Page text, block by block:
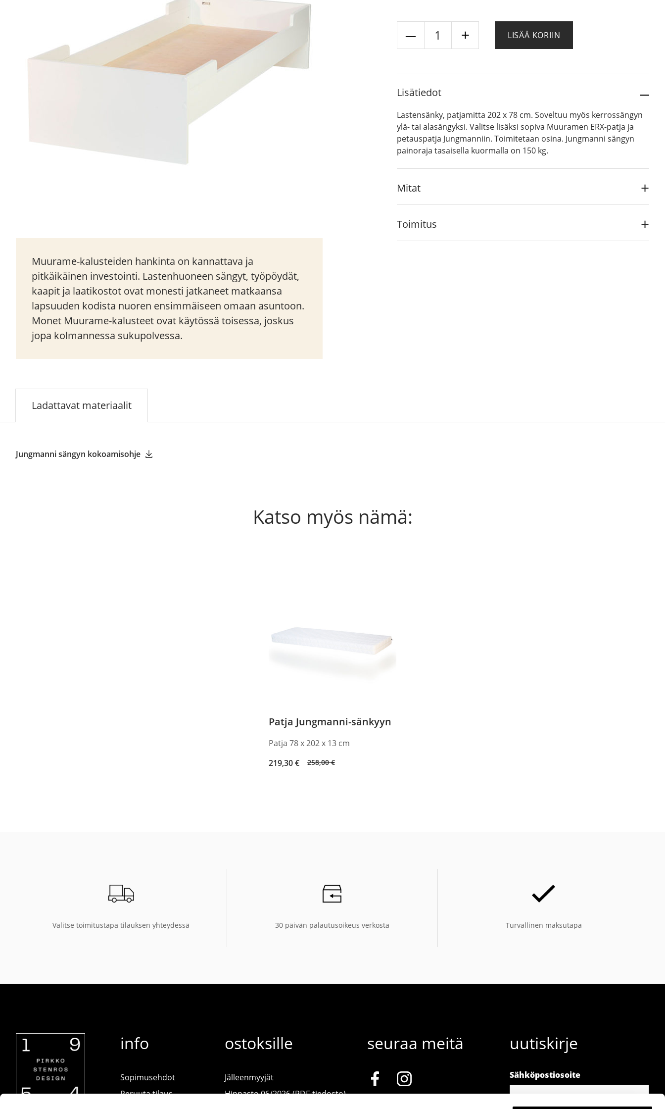
Muurame-kalusteiden hankinta on kannattava ja
pitkäikäinen investointi. Lastenhuoneen sängyt, työpöydät,
kaapit ja laatikostot ovat monesti jatkaneet matkaansa
lapsuuden kodista nuoren ensimmäiseen omaan asuntoon.
Monet Muurame-kalusteet ovat käytössä toisessa, joskus
jopa kolmannessa sukupolvessa.
sänky
LISÄÄ KORIIN
Lisätiedot
Lastensänky, patjamitta 202 x 78 cm. Soveltuu myös kerrossängyn
ylä- tai alasängyksi. Valitse lisäksi sopiva Muuramen ERX-patja ja
petauspatja Jungmanniin. Toimitetaan osina. Jungmanni sängyn
painoraja tasaisella kuormalla on 150 kg.
Mitat
Toimitus
Ladattavat materiaalit
Jungmanni sängyn kokoamisohje
Katso myös nämä:
Patja Jungmanni-sänkyyn
Patja 78 x 202 x 13 cm
258,00€
Original
219,30€
Current
Valitse toimitustapa tilauksen yhteydessä 30 päivän palautusoikeus verkosta Turvallinen maksutapa
info
Sopimusehdot
Peruuta tilaus
ostoksille
Jälleenmyyjät
Hinnasto 06/2026 (PDF-tiedosto)
seuraa meitä uutiskirje
Sähköpostiosoite